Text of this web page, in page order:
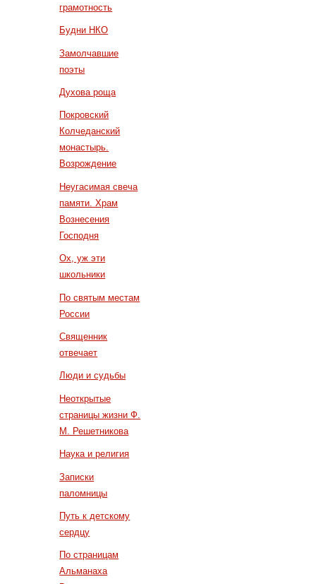
грамотность
Будни НКО
Замолчавшие
поэты
Духова роща
Покровский
Колчеданский
монастырь.
Возрождение
Неугасимая свеча
памяти. Храм
Вознесения
Господня
Ох, уж эти
школьники
По святым местам
России
Священник
отвечает
Люди и судьбы
Неоткрытые
страницы жизни Ф.
М. Решетникова
Наука и религия
Записки
паломницы
Путь к детскому
сердцу
По страницам
Альманаха